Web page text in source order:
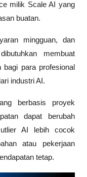
milik Scale AI yang
buatan.
mingguan, dan
membuat
para profesional
industri AI.
berbasis proyek
dapat berubah
AI lebih cocok
atau pekerjaan
tetap.